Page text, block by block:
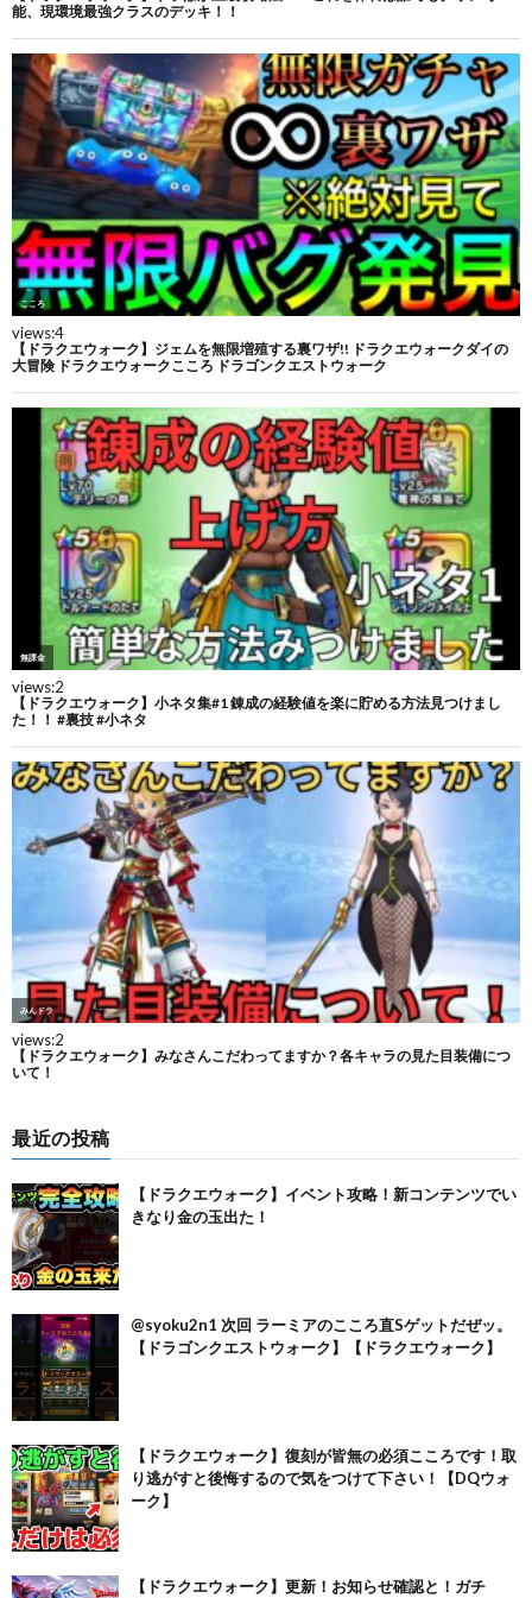
最近の投稿
【ドラクエウォーク】イベント攻略！新コンテンツでい
きなり金の玉出た！
@syoku2n1 次回 ラーミアのこころ直Sゲットだぜッ。
【ドラゴンクエストウォーク】【ドラクエウォーク】
【ドラクエウォーク】復刻が皆無の必須こころです！取
り逃がすと後悔するので気をつけて下さい！【DQウォ
ーク】
【ドラクエウォーク】更新！お知らせ確認と！ガチ